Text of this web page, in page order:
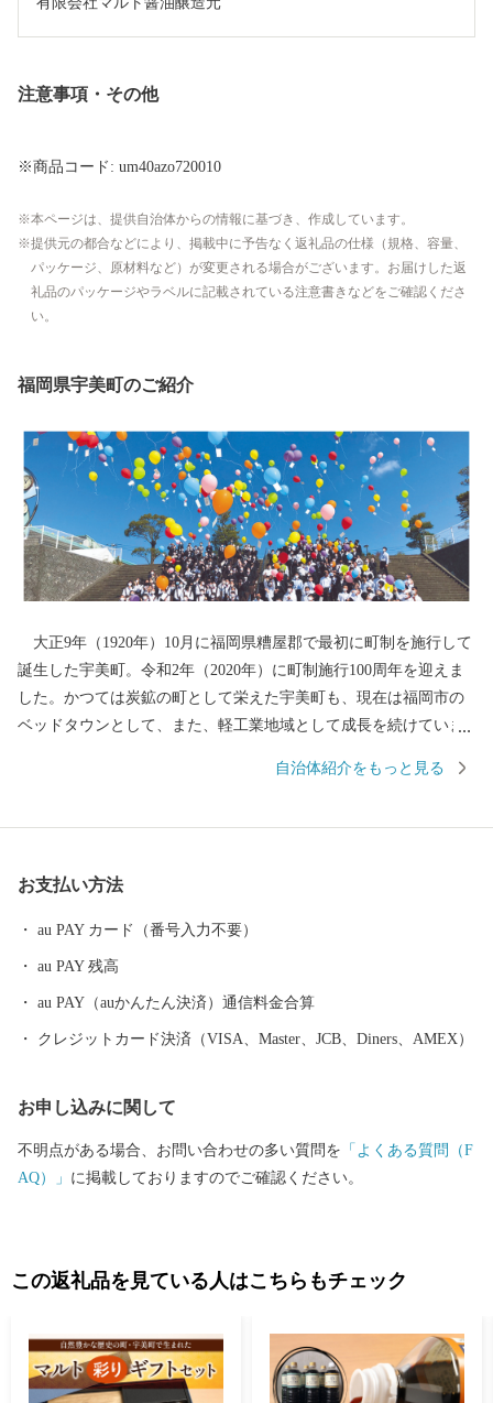
注意事項・その他
※商品コード: um40azo720010
本ページは、提供自治体からの情報に基づき、作成しています。
提供元の都合などにより、掲載中に予告なく返礼品の仕様（規格、容量、
パッケージ、原材料など）が変更される場合がございます。お届けした返
礼品のパッケージやラベルに記載されている注意書きなどをご確認くださ
い。
福岡県宇美町のご紹介
大正9年（1920年）10月に福岡県糟屋郡で最初に町制を施行して
誕生した宇美町。令和2年（2020年）に町制施行100周年を迎えま
した。かつては炭鉱の町として栄えた宇美町も、現在は福岡市の
ベッドタウンとして、また、軽工業地域として成長を続けていま
代山城大野城跡などの歴史的・文化的資源が残る、過去と現在が
自治体紹介をもっと見る
お支払い方法
au PAY カード（番号入力不要）
au PAY 残高
au PAY（auかんたん決済）通信料金合算
クレジットカード決済（VISA、Master、JCB、Diners、AMEX）
お申し込みに関して
不明点がある場合、お問い合わせの多い質問を 「よくある質問（F
AQ）」 に掲載しておりますのでご確認ください。
この返礼品を見ている人はこちらもチェック